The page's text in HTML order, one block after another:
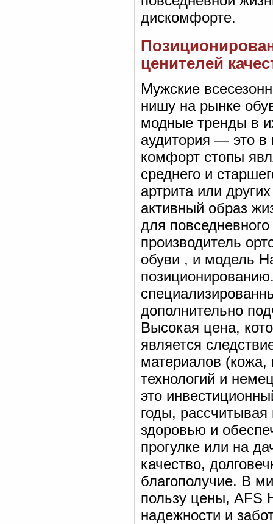
дискомфорте.
ценителей
Мужские
нишу на рынке
модные тренды в
аудитория — это в
комфорт стопы
среднего и
артрита или
активный образ
для
производитель
обуви , и модель
дополнительно
Высокая цена,
является
материалов (кожа,
технологий и
это
годы, рассчитывая
здоровью и
прогулке или на
качество,
благополучие. В
пользу цены, AFS
надежности и